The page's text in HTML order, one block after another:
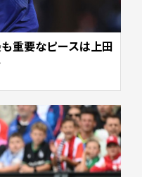
重要なピースは上田